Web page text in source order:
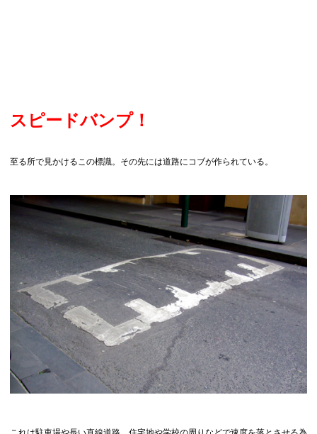
スピードバンプ！
至る所で見かけるこの標識。その先には道路にコブが作られている。